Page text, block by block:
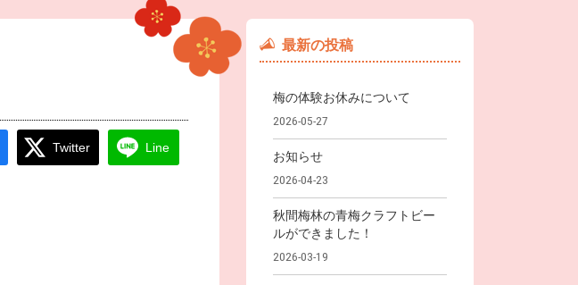
Twitter Line
最新の投稿
梅の体験お休みについて
2026-05-27
お知らせ
2026-04-23
秋間梅林の青梅クラフトビー
ルができました！
2026-03-19